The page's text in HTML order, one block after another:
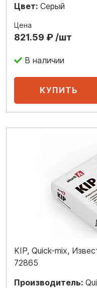
Цвет: Серый
Цена
821.59 ₽ /шт
В наличии
KIP, Quick-mix,
72865
Производитель: